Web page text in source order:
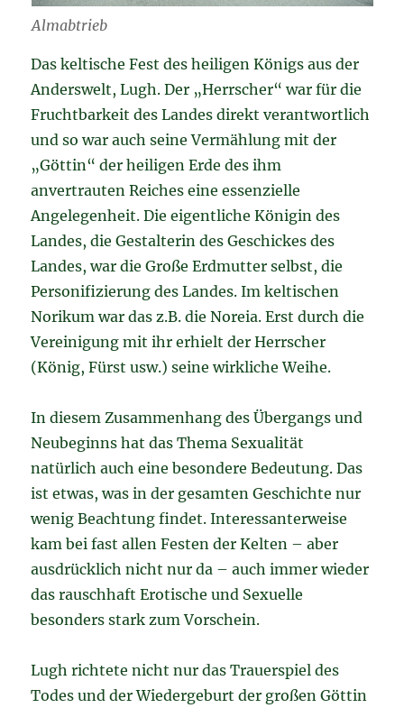
Almabtrieb
Das keltische Fest des heiligen Königs aus der
Anderswelt, Lugh. Der „Herrscher“ war für die
Fruchtbarkeit des Landes direkt verantwortlich
und so war auch seine Vermählung mit der
„Göttin“ der heiligen Erde des ihm
anvertrauten Reiches eine essenzielle
Angelegenheit. Die eigentliche Königin des
Landes, die Gestalterin des Geschickes des
Landes, war die Große Erdmutter selbst, die
Personifizierung des Landes. Im keltischen
Norikum war das z.B. die Noreia. Erst durch die
Vereinigung mit ihr erhielt der Herrscher
(König, Fürst usw.) seine wirkliche Weihe.
In diesem Zusammenhang des Übergangs und
Neubeginns hat das Thema Sexualität
natürlich auch eine besondere Bedeutung. Das
ist etwas, was in der gesamten Geschichte nur
wenig Beachtung findet. Interessanterweise
kam bei fast allen Festen der Kelten – aber
ausdrücklich nicht nur da – auch immer wieder
das rauschhaft Erotische und Sexuelle
besonders stark zum Vorschein.
Lugh richtete nicht nur das Trauerspiel des
Todes und der Wiedergeburt der großen Göttin